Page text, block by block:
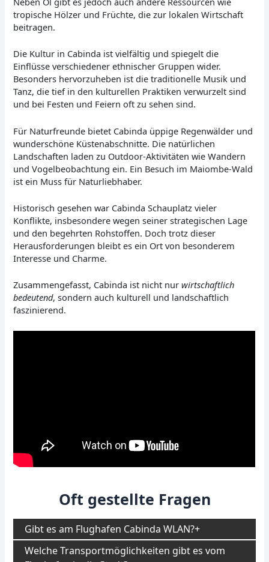
tropische Hölzer und Früchte, die zur lokalen Wirtschaft
beitragen.
Die Kultur in Cabinda ist vielfältig und spiegelt die
Einflüsse verschiedener ethnischer Gruppen wider.
Besonders hervorzuheben ist die traditionelle Musik und
Tanz, die tief in den kulturellen Praktiken verwurzelt sind
und bei Festen und Feiern oft zu sehen sind.
Für Naturfreunde bietet Cabinda üppige Regenwälder und
wunderschöne Küstenabschnitte. Die natürlichen
Landschaften laden zu Outdoor-Aktivitäten wie Wandern
und Vogelbeobachtung ein. Ein Besuch im Maiombe-Wald
ist ein Muss für Naturliebhaber.
Historisch gesehen war Cabinda Schauplatz vieler
Konflikte, insbesondere wegen seiner strategischen Lage
und den begehrten Rohstoffen. Doch trotz dieser
Herausforderungen bleibt es ein Ort von besonderem
Interesse und Charme.
Zusammengefasst, Cabinda ist nicht nurwirtschaftlich
bedeutend, sondern auch kulturell und landschaftlich
faszinierend.
Oft gestellte Fragen
Gibt es am Flughafen Cabinda WLAN?
Welche Transportmöglichkeiten gibt es vom